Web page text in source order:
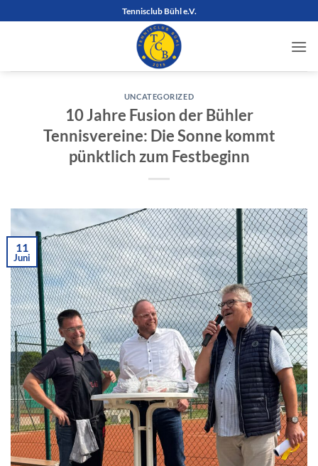
Inhalt
Tennisclub Bühl e.V.
UNCATEGORIZED
10 Jahre Fusion der Bühler
Tennisvereine: Die Sonne kommt
pünktlich zum Festbeginn
11
Juni